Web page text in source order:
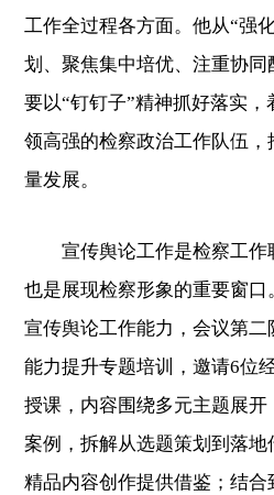
工作全过程各方面。他从“强
划、聚焦集中培优、注重协同
要以“钉钉子”精神抓好落实
领高强的检察政治工作队伍
量发展。
宣传舆论工作是检察工作
也是展现检察形象的重要窗
宣传舆论工作能力，会议第
能力提升专题培训，邀请6位
授课，内容围绕多元主题展
案例，拆解从选题策划到落
精品内容创作提供借鉴；结